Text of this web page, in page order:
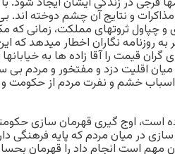
مذاکرات و نتایج آن چشم دوخته اند.
چپاول ثروتهای مملکت، زمانی که
نگاران اخطار میدهد که
قیمت را آقا زاده ها به خیابانها
اقلیت دزد و مفتخور و مردم بی
خشم و نفرت مردم از حکومت و
است، اوج گیری قهرمان سازی
سازی در میان مردم که پایه فرهنگی
مهم است انجام داد را قهرمان